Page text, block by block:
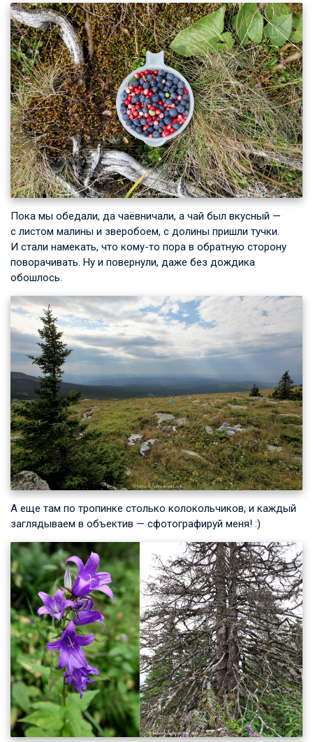
Пока мы обедали, да чаёвничали, а чай был вкусный —
с листом малины и зверобоем, с долины пришли тучки.
И стали намекать, что кому-то пора в обратную сторону
поворачивать. Ну и повернули, даже без дождика
обошлось.
А еще там по тропинке столько колокольчиков, и каждый
заглядываем в объектив — сфотографируй меня! :)